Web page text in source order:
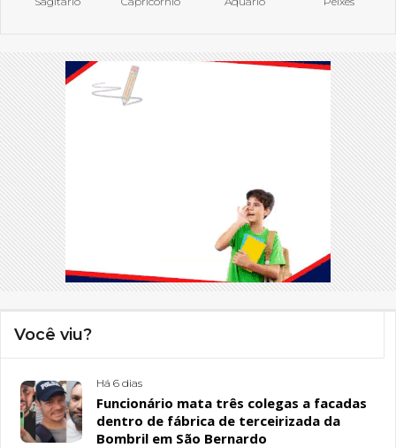
Você viu?
Há 6 dias
Funcionário mata três colegas a facadas
dentro de fábrica de terceirizada da
Bombril em São Bernardo